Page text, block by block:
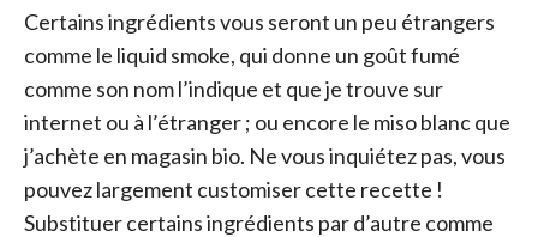
Certains ingrédients vous seront un peu étrangers
comme le liquid smoke, qui donne un goût fumé
comme son nom l’indique et que je trouve sur
internet ou à l’étranger ; ou encore le miso blanc que
j’achète en magasin bio. Ne vous inquiétez pas, vous
pouvez largement customiser cette recette !
Substituer certains ingrédients par d’autre comme